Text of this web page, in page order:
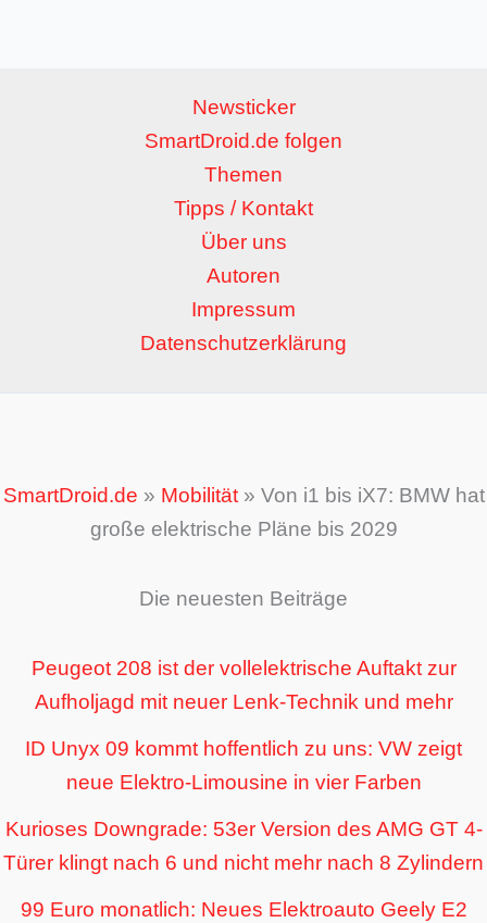
Newsticker
SmartDroid.de folgen
Themen
Tipps / Kontakt
Über uns
Autoren
Impressum
Datenschutzerklärung
SmartDroid.de » Mobilität» Von i1 bis iX7: BMW hat
große elektrische Pläne bis 2029
Die neuesten Beiträge
Peugeot 208 ist der vollelektrische Auftakt zur
Aufholjagd mit neuer Lenk-Technik und mehr
ID Unyx 09 kommt hoffentlich zu uns: VW zeigt
neue Elektro-Limousine in vier Farben
Kurioses Downgrade: 53er Version des AMG GT 4-
Türer klingt nach 6 und nicht mehr nach 8 Zylindern
99 Euro monatlich: Neues Elektroauto Geely E2